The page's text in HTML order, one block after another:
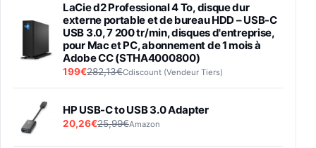
LaCie d2 Professional 4 To, disque dur
externe portable et de bureau HDD – USB-C
USB 3.0, 7 200 tr/min, disques d'entreprise,
pour Mac et PC, abonnement de 1 mois à
Adobe CC (STHA4000800)
199€282,13€Cdiscount (Vendeur Tiers)
HP USB-C to USB 3.0 Adapter
20,26€25,99€Amazon